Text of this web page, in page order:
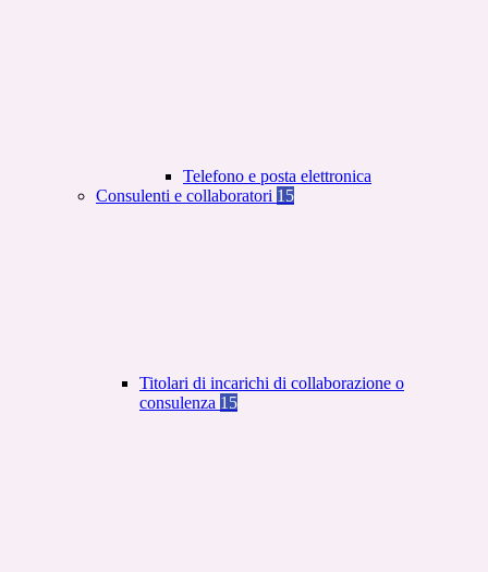
Telefono e posta elettronica
Consulenti e collaboratori 15
Titolari di incarichi di collaborazione o
consulenza 15